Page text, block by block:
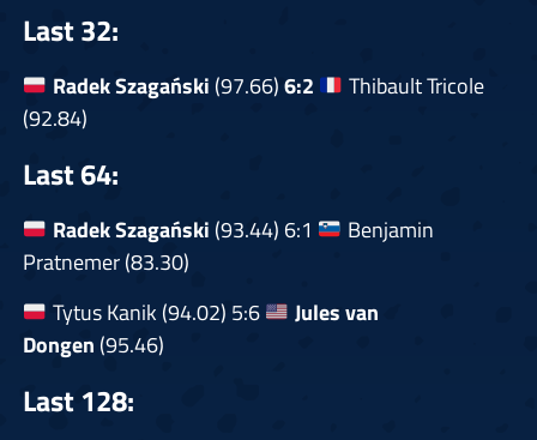
Last 32:
Radek Szagański (97.66)6:2
Thibault Tricole
(92.84)
Last 64:
Radek Szagański (93.44) 6:1
Benjamin
Pratnemer (83.30)
Tytus Kanik (94.02) 5:6
Jules van
Dongen (95.46)
Last 128: